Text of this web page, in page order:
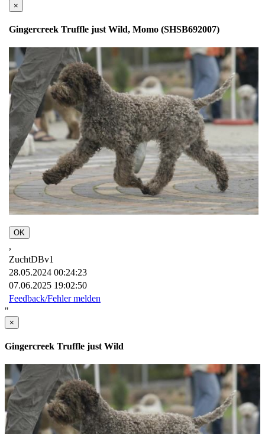
×
Gingercreek Truffle just Wild, Momo (SHSB692007)
OK
,
ZuchtDBv1
28.05.2024 00:24:23
07.06.2025 19:02:50
Feedback/Fehler melden
"
×
Gingercreek Truffle just Wild